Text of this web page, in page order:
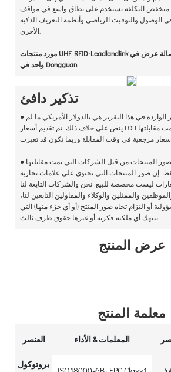
منخفض التكلفة يستخدم على نطاق واسع في مواقف
الوصول والتوقيت الرياضي وأنظمة التعريف الذكية
الأخرى.
مورد منتجات UHF RFID-Leadlandlink لديه صالة عرض في Shenzhen ومصنع
واحد في Dongguan.
تذكير دافئ
● الواردة في هذا التقرير هي بالدولار الأمريكي ما لم
ينص على خلاف ذلك تم تقديم أسعار FOB من قبل الشركات التي تمت مقابلتها
● المنتجات من قبل الشركات التي تمت مقابلتها
إن صور المنتجات التي تحتوي على علامات تجارية
ليست مخصصة للبيع نحن والشركات التابعة لنا
والممثلين والوكلاء والمقاولين التابعين لنا،
أو التزام تجاه صور المنتج (أو أي جزء منها) التي
تنتهك أي ملكية فكرية أو غيرها حقوق طرف ثالث.
عرض المنتج
معلمة المنتج
العنصر المعلمات & الأداء
بروتوكول